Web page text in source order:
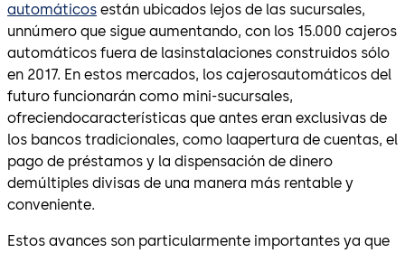
automáticos están ubicados lejos de las sucursales,
unnúmero que sigue aumentando, con los 15.000 cajeros
automáticos fuera de lasinstalaciones construidos sólo
en 2017. En estos mercados, los cajerosautomáticos del
futuro funcionarán como mini-sucursales,
ofreciendocaracterísticas que antes eran exclusivas de
los bancos tradicionales, como laapertura de cuentas, el
pago de préstamos y la dispensación de dinero
demúltiples divisas de una manera más rentable y
conveniente.
Estos avances son particularmente importantes ya que